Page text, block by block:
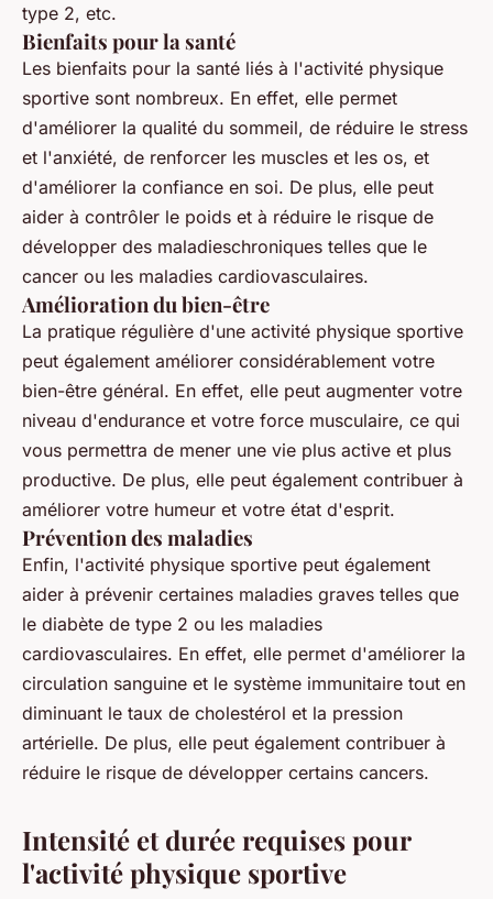
type 2, etc.
Bienfaits pour la santé
Les bienfaits pour la santé liés à l'activité physique
sportive sont nombreux. En effet, elle permet
d'améliorer la qualité du sommeil, de réduire le stress
et l'anxiété, de renforcer les muscles et les os, et
d'améliorer la confiance en soi. De plus, elle peut
aider à contrôler le poids et à réduire le risque de
développer des maladieschroniques telles que le
cancer ou les maladies cardiovasculaires.
Amélioration du bien-être
La pratique régulière d'une activité physique sportive
peut également améliorer considérablement votre
bien-être général. En effet, elle peut augmenter votre
niveau d'endurance et votre force musculaire, ce qui
vous permettra de mener une vie plus active et plus
productive. De plus, elle peut également contribuer à
améliorer votre humeur et votre état d'esprit.
Prévention des maladies
Enfin, l'activité physique sportive peut également
aider à prévenir certaines maladies graves telles que
le diabète de type 2 ou les maladies
cardiovasculaires. En effet, elle permet d'améliorer la
circulation sanguine et le système immunitaire tout en
diminuant le taux de cholestérol et la pression
artérielle. De plus, elle peut également contribuer à
réduire le risque de développer certains cancers.
Intensité et durée requises pour
l'activité physique sportive